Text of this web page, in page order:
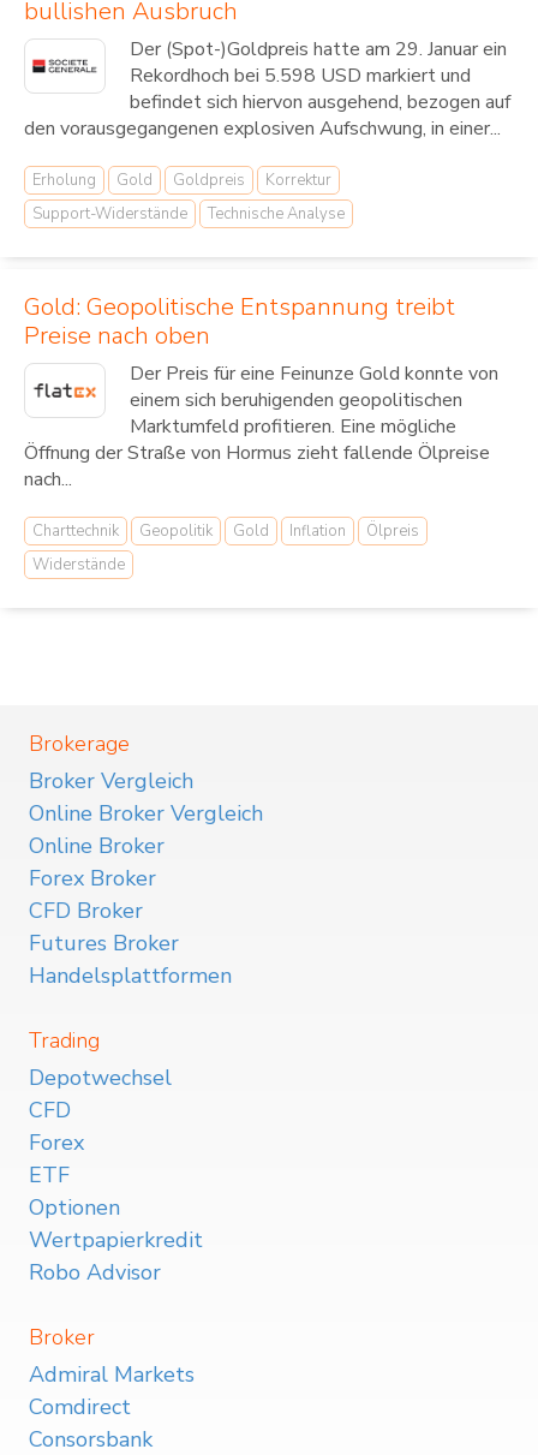
bullishen Ausbruch
Der (Spot-)Goldpreis hatte am 29. Januar ein
Rekordhoch bei 5.598 USD markiert und
befindet sich hiervon ausgehend, bezogen auf
den vorausgegangenen explosiven Aufschwung, in einer...
Erholung Gold Goldpreis
Korrektur
Support-Widerstände
Technische Analyse
Gold: Geopolitische Entspannung treibt
Preise nach oben
Der Preis für eine Feinunze Gold konnte von
einem sich beruhigenden geopolitischen
Marktumfeld profitieren. Eine mögliche
Öffnung der Straße von Hormus zieht fallende Ölpreise
nach...
Charttechnik Geopolitik Gold Inflation
Ölpreis
Widerstände
Brokerage
Broker Vergleich
Online Broker Vergleich
Online Broker
Forex Broker
CFD Broker
Futures Broker
Handelsplattformen
Trading
Depotwechsel
CFD
Forex
ETF
Optionen
Wertpapierkredit
Robo Advisor
Broker
Admiral Markets
Comdirect
Consorsbank